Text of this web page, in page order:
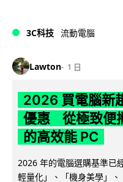
3C科技 流動電腦
Lawton 1 日
2026 買電腦新
優惠 從極致便
的高效能 PC
2026 年的電腦選購基準已
輕量化」、「機身美學」